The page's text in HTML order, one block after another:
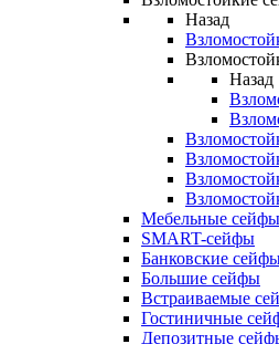
Назад
Назад
Мебельные сейфы
SMART-сейфы
Банковские
Большие сейфы
Встраиваемые
Гостиничные
Депозитные